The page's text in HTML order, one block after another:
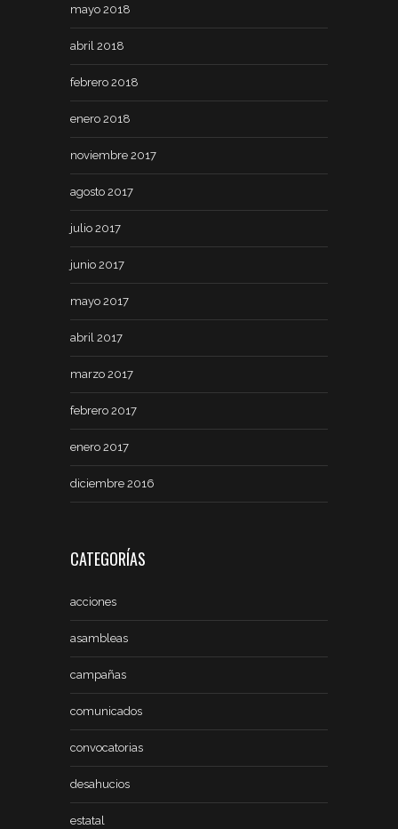
mayo 2018
abril 2018
febrero 2018
enero 2018
noviembre 2017
agosto 2017
julio 2017
junio 2017
mayo 2017
abril 2017
marzo 2017
febrero 2017
enero 2017
diciembre 2016
CATEGORÍAS
acciones
asambleas
campañas
comunicados
convocatorias
desahucios
estatal